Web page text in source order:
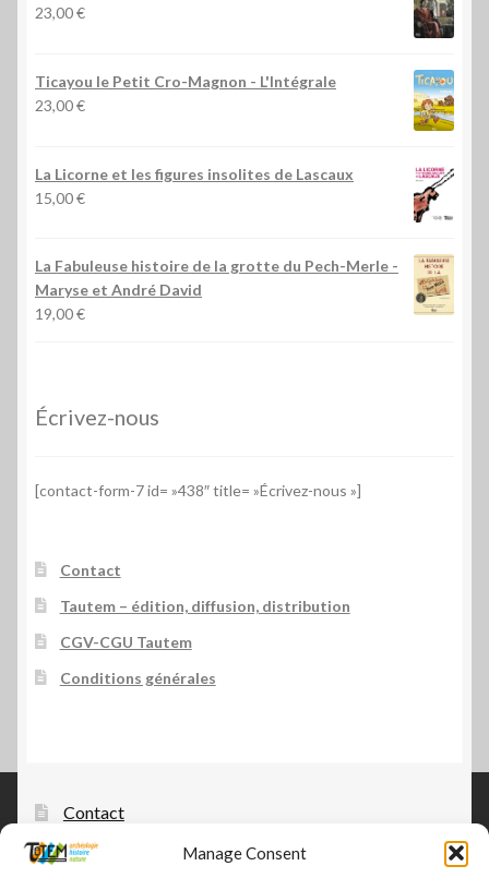
Manage Consent
23,00€
Ticayou le Petit Cro-Magnon - L'Intégrale
23,00€
La Licorne et les figures insolites de Lascaux
15,00€
La Fabuleuse histoire de la grotte du Pech-Merle -
Maryse et André David
19,00€
Écrivez-nous
[contact-form-7 id= »438″ title= »Écrivez-nous »]
Contact
Tautem – édition, diffusion, distribution
CGV-CGU Tautem
Conditions générales
Contact
Tautem – édition, diffusion, distribution